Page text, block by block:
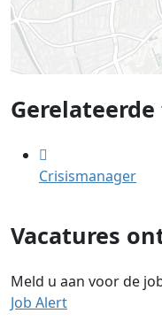
Crisismanager
Vacatures
Meld u aan voor de
Job Alert